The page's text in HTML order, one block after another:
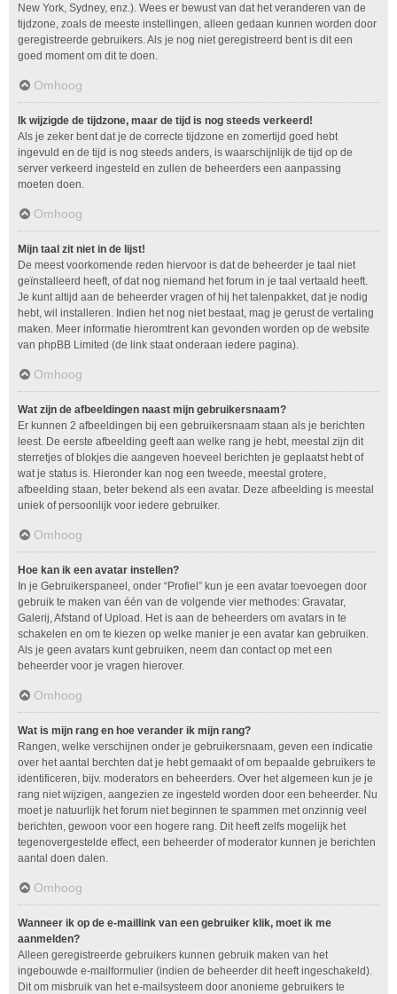
New York, Sydney, enz.). Wees er bewust van dat het veranderen van de
tijdzone, zoals de meeste instellingen, alleen gedaan kunnen worden door
geregistreerde gebruikers. Als je nog niet geregistreerd bent is dit een
goed moment om dit te doen.
Omhoog
Ik wijzigde de tijdzone, maar de tijd is nog steeds verkeerd!
Als je zeker bent dat je de correcte tijdzone en zomertijd goed hebt
ingevuld en de tijd is nog steeds anders, is waarschijnlijk de tijd op de
server verkeerd ingesteld en zullen de beheerders een aanpassing
moeten doen.
Omhoog
Mijn taal zit niet in de lijst!
De meest voorkomende reden hiervoor is dat de beheerder je taal niet
geïnstalleerd heeft, of dat nog niemand het forum in je taal vertaald heeft.
Je kunt altijd aan de beheerder vragen of hij het talenpakket, dat je nodig
hebt, wil installeren. Indien het nog niet bestaat, mag je gerust de vertaling
maken. Meer informatie hieromtrent kan gevonden worden op de website
van phpBB Limited (de link staat onderaan iedere pagina).
Omhoog
Wat zijn de afbeeldingen naast mijn gebruikersnaam?
Er kunnen 2 afbeeldingen bij een gebruikersnaam staan als je berichten
leest. De eerste afbeelding geeft aan welke rang je hebt, meestal zijn dit
sterretjes of blokjes die aangeven hoeveel berichten je geplaatst hebt of
wat je status is. Hieronder kan nog een tweede, meestal grotere,
afbeelding staan, beter bekend als een avatar. Deze afbeelding is meestal
uniek of persoonlijk voor iedere gebruiker.
Omhoog
Hoe kan ik een avatar instellen?
In je Gebruikerspaneel, onder “Profiel” kun je een avatar toevoegen door
gebruik te maken van één van de volgende vier methodes: Gravatar,
Galerij, Afstand of Upload. Het is aan de beheerders om avatars in te
schakelen en om te kiezen op welke manier je een avatar kan gebruiken.
Als je geen avatars kunt gebruiken, neem dan contact op met een
beheerder voor je vragen hierover.
Omhoog
Wat is mijn rang en hoe verander ik mijn rang?
Rangen, welke verschijnen onder je gebruikersnaam, geven een indicatie
over het aantal berchten dat je hebt gemaakt of om bepaalde gebruikers te
identificeren, bijv. moderators en beheerders. Over het algemeen kun je je
rang niet wijzigen, aangezien ze ingesteld worden door een beheerder. Nu
moet je natuurlijk het forum niet beginnen te spammen met onzinnig veel
berichten, gewoon voor een hogere rang. Dit heeft zelfs mogelijk het
tegenovergestelde effect, een beheerder of moderator kunnen je berichten
aantal doen dalen.
Omhoog
Wanneer ik op de e-maillink van een gebruiker klik, moet ik me
aanmelden?
Alleen geregistreerde gebruikers kunnen gebruik maken van het
ingebouwde e-mailformulier (indien de beheerder dit heeft ingeschakeld).
Dit om misbruik van het e-mailsysteem door anonieme gebruikers te